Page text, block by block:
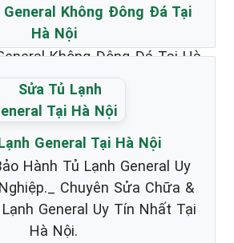
General Không Đông Đá Tại
Hà Nội
Không Đông Đá Tại Hà
nhận Bảo Hành & Sửa Chữa
General chất lượng nhất.
Xem chi tiết...
General Tại Hà Nội
Hành Tủ Lạnh General Uy
Chuyên Sửa Chữa &
General Uy Tín Nhất Tại
Hà Nội.